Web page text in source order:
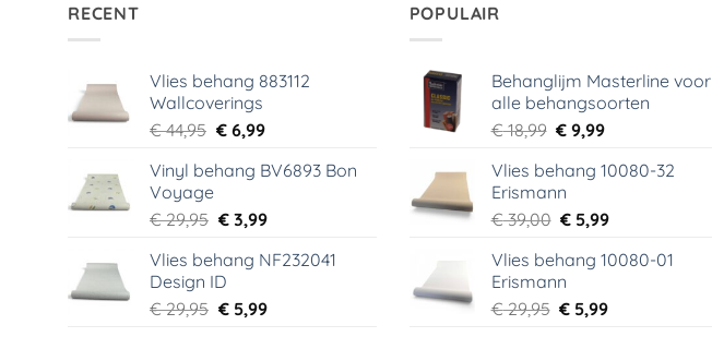
RECENT
Vlies behang 883112
Wallcoverings
€44,95 Oorspronkelijke
was:
€6,99Huidige
is:
Vinyl behang BV6893 Bon
Voyage
€29,95 Oorspronkelijke
was:
€ 29,95.
€3,99Huidige
is:
Vlies behang NF232041
Design ID
€29,95 Oorspronkelijke
€5,99Huidige
POPULAIR
Behanglijm Masterline voor
alle behangsoorten
€18,99 Oorspronkelijke
was:
€ 18,99.
€ 9,99Huidige
is:
Vlies behang 10080-32
Erismann
€39,00 Oorspronkelijke
was:
€ 39,00.
€ 5,99Huidige
is:
Vlies behang 10080-01
Erismann
€29,95 Oorspronkelijke
€ 5,99Huidige